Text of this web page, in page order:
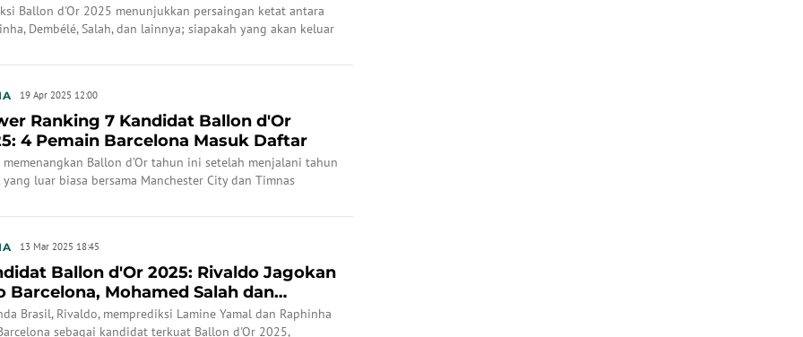
Ballon d'Or 2025 menunjukkan persaingan ketat antara
Dembélé, Salah, dan lainnya; siapakah yang akan keluar
19 Apr 2025 12:00
Ranking 7 Kandidat Ballon d'Or
4 Pemain Barcelona Masuk Daftar
memenangkan Ballon d’Or tahun ini setelah menjalani tahun
luar biasa bersama Manchester City dan Timnas
yang berhasil meraih penghargaan bergengsi dari France
13 Mar 2025 18:45
Ballon d'Or 2025: Rivaldo Jagokan
Barcelona, Mohamed Salah dan
Antre...
Brasil, Rivaldo, memprediksi Lamine Yamal dan Raphinha
sebagai kandidat terkuat Ballon d'Or 2025,